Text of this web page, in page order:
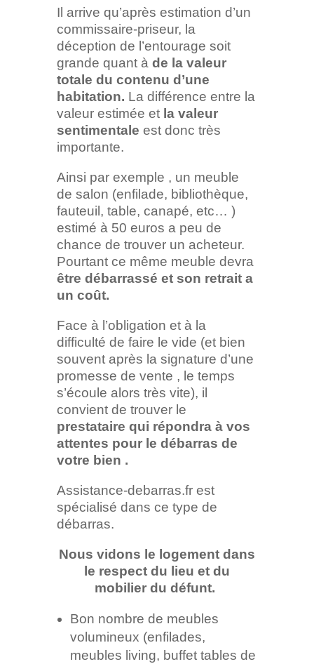
Il arrive qu’après estimation d’un
commissaire-priseur, la
déception de l’entourage soit
grande quant à de la valeur
totale du contenu d’une
habitation. La différence entre la
valeur estimée et la valeur
sentimentale est donc très
importante.
Ainsi par exemple , un meuble
de salon (enfilade, bibliothèque,
fauteuil, table, canapé, etc… )
estimé à 50 euros a peu de
chance de trouver un acheteur.
Pourtant ce même meuble devra
être débarrassé et son retrait a
un coût.
Face à l’obligation et à la
difficulté de faire le vide (et bien
souvent après la signature d’une
promesse de vente , le temps
s’écoule alors très vite), il
convient de trouver le
prestataire qui répondra à vos
attentes pour le débarras de
votre bien .
Assistance-debarras.fr est
spécialisé dans ce type de
débarras.
Nous vidons le logement dans
le respect du lieu et du
mobilier du défunt.
Bon nombre de meubles
volumineux (enfilades,
meubles living, buffet tables de